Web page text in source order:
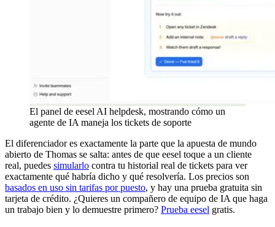
El panel de eesel AI helpdesk, mostrando cómo un
agente de IA maneja los tickets de soporte
El diferenciador es exactamente la parte que la apuesta de mundo
abierto de Thomas se salta: antes de que eesel toque a un cliente
real, puedes simularlo contra tu historial real de tickets para ver
exactamente qué habría dicho y qué resolvería. Los precios son
basados en uso sin tarifas por puesto, y hay una prueba gratuita sin
tarjeta de crédito. ¿Quieres un compañero de equipo de IA que haga
un trabajo bien y lo demuestre primero? Prueba eesel gratis.